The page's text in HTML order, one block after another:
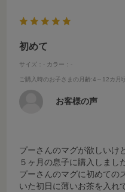
初めて
サイズ：- カラー：-
ご購入時のお子さまの月齢:4～12カ月
お客様の声
プーさんのマグが欲しいけ
５ヶ月の息子に購入しまし
プーさんのマグに初めての
いた初日に薄いお茶を入れ